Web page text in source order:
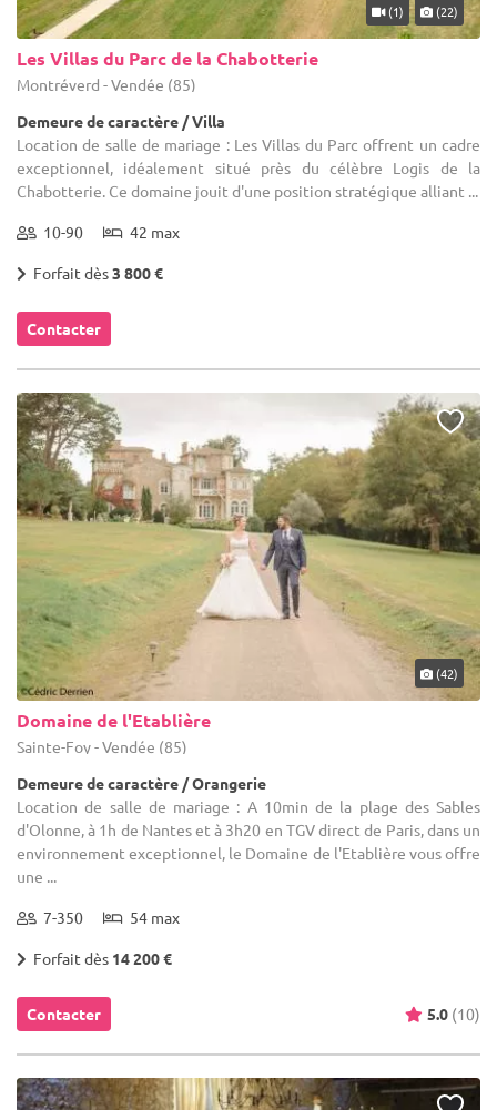
(1) (22)
Les Villas du Parc de la Chabotterie
Montréverd - Vendée (85)
Demeure de caractère / Villa
Location de salle de mariage : Les Villas du Parc offrent un cadre
exceptionnel, idéalement situé près du célèbre Logis de la
Chabotterie. Ce domaine jouit d'une position stratégique alliant ...
10-90 42 max
Forfait dès3 800 €
Contacter
(42)
Domaine de l'Etablière
Sainte-Foy - Vendée (85)
Demeure de caractère / Orangerie
Location de salle de mariage : A 10min de la plage des Sables
d'Olonne, à 1h de Nantes et à 3h20 en TGV direct de Paris, dans un
environnement exceptionnel, le Domaine de l'Etablière vous offre
une ...
7-350 54 max
Forfait dès 14 200 €
Contacter 5.0 (10)